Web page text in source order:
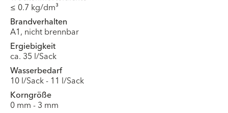
≤ 0.7 kg/dm³
Brandverhalten
A1, nicht brennbar
Ergiebigkeit
ca. 35 l/Sack
Wasserbedarf
10 l/Sack - 11 l/Sack
Korngröße
0 mm - 3 mm